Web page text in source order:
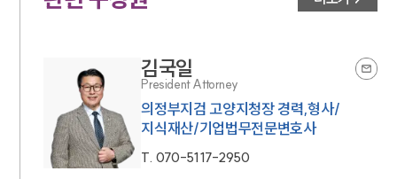
김국일
President Attorney
의정부지검 고양지청장 경력,형사/
지식재산/기업법무전문변호사
T. 070-5117-2950